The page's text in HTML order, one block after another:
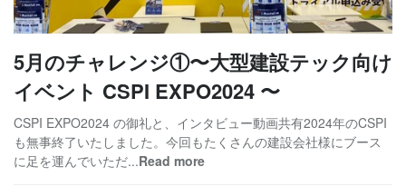
5月のチャレンジ①〜大型建設テック向け
イベント CSPI EXPO2024 〜
CSPI EXPO2024 の御礼と、インタビュー動画共有2024年のCSPI
も無事終了いたしました。今回もたくさんの建設会社様にブース
に足を運んでいただ...Read more